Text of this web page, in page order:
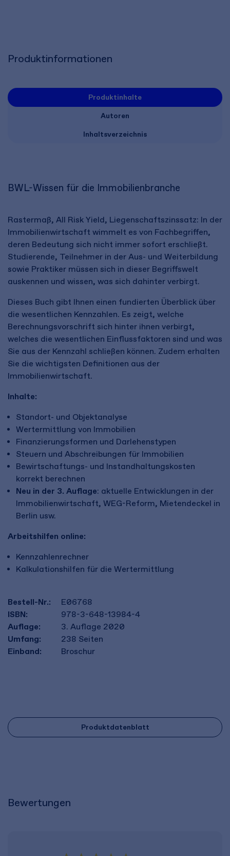
Produktinformationen
Produktinhalte
Autoren
Inhaltsverzeichnis
BWL-Wissen für die Immobilienbranche
Rastermaß, All Risk Yield, Liegenschaftszinssatz: In der
Immobilienwirtschaft wimmelt es von Fachbegriffen,
deren Bedeutung sich nicht immer sofort erschließt.
Studierende, Teilnehmer in der Aus- und Weiterbildung
sowie Praktiker müssen sich in dieser Begriffswelt
auskennen und wissen, was sich dahinter verbirgt.
Dieses Buch gibt Ihnen einen fundierten Überblick über
die wesentlichen Kennzahlen. Es zeigt, welche
Berechnungsvorschrift sich hinter ihnen verbirgt,
welches die wesentlichen Einflussfaktoren sind und was
Sie aus der Kennzahl schließen können. Zudem erhalten
Sie die wichtigsten Definitionen aus der
Immobilienwirtschaft.
Inhalte:
Standort- und Objektanalyse
Wertermittlung von Immobilien
Finanzierungsformen und Darlehenstypen
Steuern und Abschreibungen für Immobilien
Bewirtschaftungs- und Instandhaltungskosten
korrekt berechnen
Neu in der 3. Auflage: aktuelle Entwicklungen in der
Immobilienwirtschaft, WEG-Reform, Mietendeckel in
Berlin usw.
Arbeitshilfen online:
Kennzahlenrechner
Kalkulationshilfen für die Wertermittlung
Bestell-Nr.:
E06768
ISBN:
978-3-648-13984-4
Auflage:
3. Auflage 2020
Umfang:
238 Seiten
Einband:
Broschur
Produktdatenblatt
Bewertungen